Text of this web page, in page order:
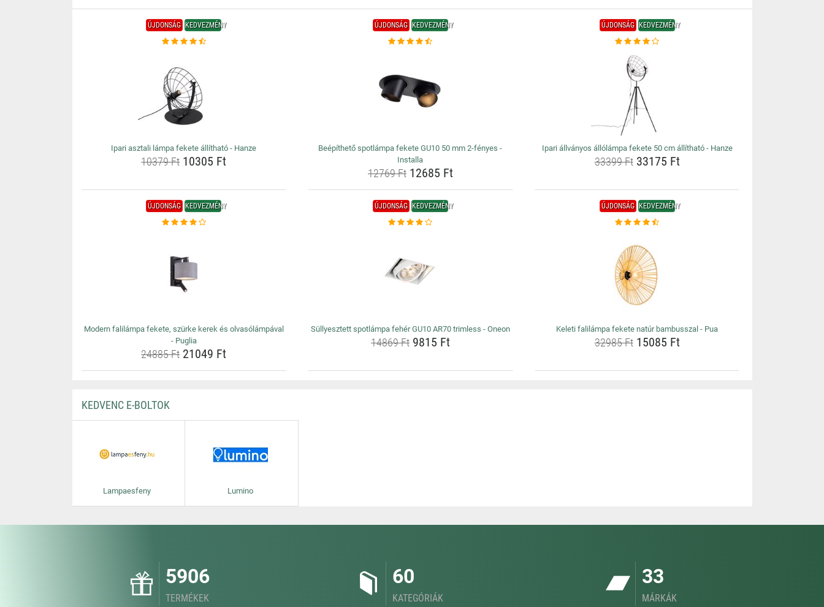
ÚJDONSÁG KEDVEZMÉNY
Ipari asztali lámpa fekete állítható - Hanze
10379 Ft10305 Ft
ÚJDONSÁG KEDVEZMÉNY
Beépíthető spotlámpa fekete GU10 50 mm 2-fényes -
Installa
12769 Ft12685 Ft
ÚJDONSÁG KEDVEZMÉNY
Ipari állványos állólámpa fekete 50 cm állítható - Hanze
33399 Ft33175 Ft
ÚJDONSÁG KEDVEZMÉNY
Modern falilámpa fekete, szürke kerek és olvasólámpával
- Puglia
24885 Ft21049 Ft
ÚJDONSÁG KEDVEZMÉNY
Süllyesztett spotlámpa fehér GU10 AR70 trimless - Oneon
14869 Ft9815 Ft
ÚJDONSÁG KEDVEZMÉNY
Keleti falilámpa fekete natúr bambusszal - Pua
32985 Ft15085 Ft
KEDVENC E-BOLTOK
Lampaesfeny Lumino
5906
TERMÉKEK
60
KATEGÓRIÁK
33
MÁRKÁK